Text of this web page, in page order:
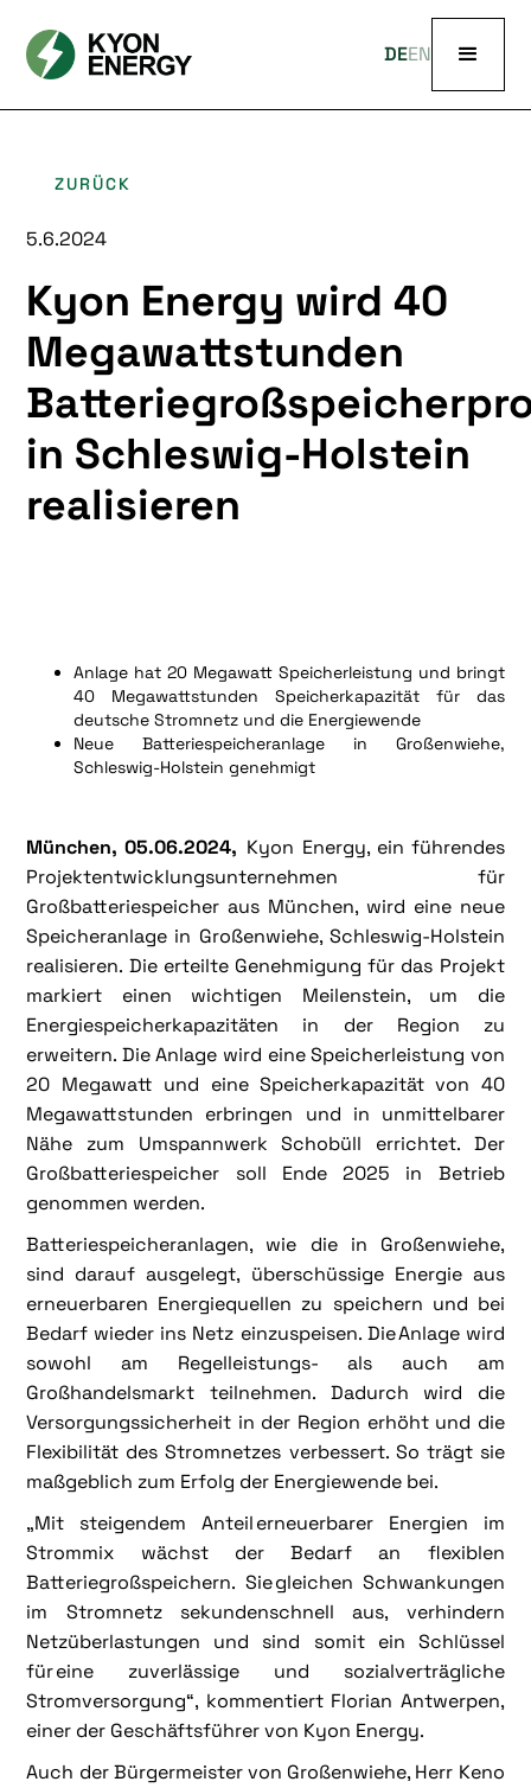
DEEN
ZURÜCK
5.6.2024
Kyon Energy wird 40
Megawattstunden
in Schleswig-Holstein
realisieren
Anlage hat 20 Megawatt Speicherleistung und bringt
40 Megawattstunden Speicherkapazität für das
deutsche Stromnetz und die Energiewende
Neue Batteriespeicheranlage in Großenwiehe,
Schleswig-Holstein genehmigt
München, 05.06.2024, Kyon Energy, ein führendes
Projektentwicklungsunternehmen für
Großbatteriespeicher aus München, wird eine neue
Speicheranlage in Großenwiehe, Schleswig-Holstein
realisieren. Die erteilte Genehmigung für das Projekt
markiert einen wichtigen Meilenstein, um die
Energiespeicherkapazitäten in der Region zu
erweitern. Die Anlage wird eine Speicherleistung von
20 Megawatt und eine Speicherkapazität von 40
Megawattstunden erbringen und in unmittelbarer
Nähe zum Umspannwerk Schobüll errichtet. Der
Großbatteriespeicher soll Ende 2025 in Betrieb
genommen werden.
Batteriespeicheranlagen, wie die in Großenwiehe,
sind darauf ausgelegt, überschüssige Energie aus
erneuerbaren Energiequellen zu speichern und bei
Bedarf wieder ins Netz einzuspeisen. Die Anlage wird
sowohl am Regelleistungs- als auch am
Großhandelsmarkt teilnehmen. Dadurch wird die
Versorgungssicherheit in der Region erhöht und die
Flexibilität des Stromnetzes verbessert. So trägt sie
maßgeblich zum Erfolg der Energiewende bei.
„Mit steigendem Anteil erneuerbarer Energien im
Strommix wächst der Bedarf an flexiblen
Batteriegroßspeichern. Sie gleichen Schwankungen
im Stromnetz sekundenschnell aus, verhindern
Netzüberlastungen und sind somit ein Schlüssel
für eine zuverlässige und sozialverträgliche
Stromversorgung“, kommentiert Florian Antwerpen,
einer der Geschäftsführer von Kyon Energy.
Auch der Bürgermeister von Großenwiehe, Herr Keno